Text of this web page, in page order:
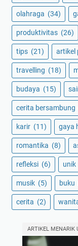
olahraga (34)
produktivitas (26)
tips (21) artikel
travelling (18)
budaya (15)
cerita bersambung
karir (11) gaya
romantika (8)
refleksi (6) unik
musik (5) buku
cerita (2)
ARTIKEL MENARIK